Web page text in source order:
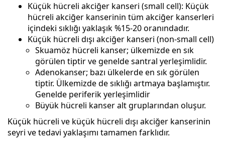
Küçük hücreli akciğer kanseri (small cell): Küçük
hücreli akciğer kanserinin tüm akciğer kanserleri
içindeki sıklığı yaklaşık %15-20 oranındadır.
Küçük hücreli dışı akciğer kanseri (non-small cell)
Skuamöz hücreli kanser; ülkemizde en sık
görülen tiptir ve genelde santral yerleşimlidir.
Adenokanser; bazı ülkelerde en sık görülen
tiptir. Ülkemizde de sıklığı artmaya başlamıştır.
Genelde periferik yerleşimlidir
Büyük hücreli kanser alt gruplarından oluşur.
Küçük hücreli ve küçük hücreli dışı akciğer kanserinin
seyri ve tedavi yaklaşımı tamamen farklıdır.